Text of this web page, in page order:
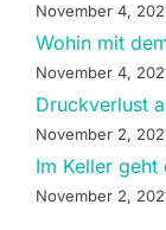
November 4,
Wohin mit
November 4,
Druckverlust
November 2,
Im Keller geht
November 2,